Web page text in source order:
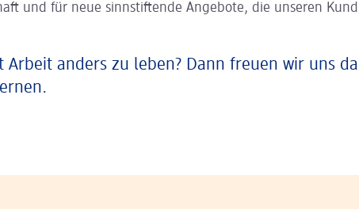
und für neue sinnstiftende Angebote, die unseren
Arbeit anders zu leben? Dann freuen wir uns